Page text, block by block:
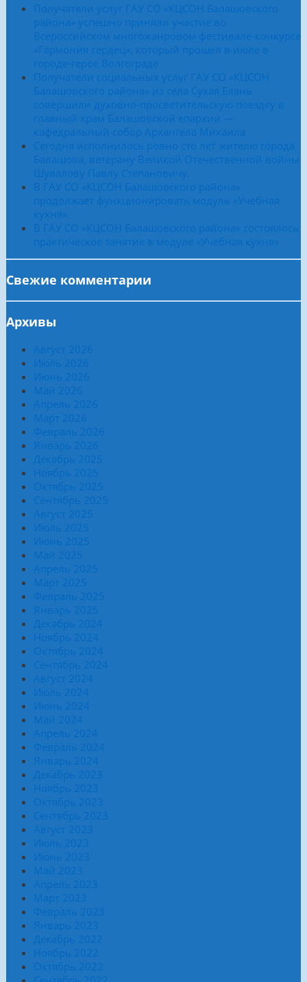
Получатели услуг ГАУ СО «КЦСОН Балашовского
района» успешно приняли участие во
Всероссийском многожанровом фестивале-конкурсе
«Гармония сердец», который прошел в июле в
городе-герое Волгограде
Получатели социальных услуг ГАУ СО «КЦСОН
Балашовского района» из села Сухая Елань
совершили духовно-просветительскую поездку в
главный храм Балашовской епархии —
кафедральный собор Архангела Михаила
Сегодня исполнилось ровно сто лет жителю города
Балашова, ветерану Великой Отечественной войны
Шувалову Павлу Степановичу.
В ГАУ СО «КЦСОН Балашовского района»
продолжает функционировать модуль «Учебная
кухня»
В ГАУ СО «КЦСОН Балашовского района» состоялось
практическое занятие в модуле «Учебная кухня»
Свежие комментарии
Архивы
Август 2026
Июль 2026
Июнь 2026
Май 2026
Апрель 2026
Март 2026
Февраль 2026
Январь 2026
Декабрь 2025
Ноябрь 2025
Октябрь 2025
Сентябрь 2025
Август 2025
Июль 2025
Июнь 2025
Май 2025
Апрель 2025
Март 2025
Февраль 2025
Январь 2025
Декабрь 2024
Ноябрь 2024
Октябрь 2024
Сентябрь 2024
Август 2024
Июль 2024
Июнь 2024
Май 2024
Апрель 2024
Февраль 2024
Январь 2024
Декабрь 2023
Ноябрь 2023
Октябрь 2023
Сентябрь 2023
Август 2023
Июль 2023
Июнь 2023
Май 2023
Апрель 2023
Март 2023
Февраль 2023
Январь 2023
Декабрь 2022
Ноябрь 2022
Октябрь 2022